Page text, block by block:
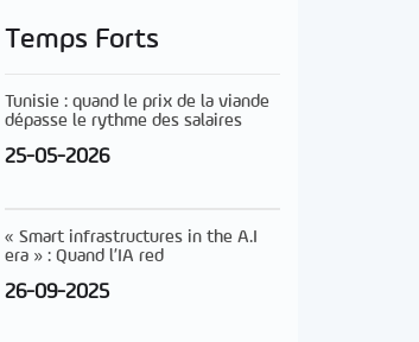
Temps Forts
Tunisie : quand le prix de la viande
dépasse le rythme des salaires
25-05-2026
« Smart infrastructures in the A.I
era » : Quand l’IA red
26-09-2025